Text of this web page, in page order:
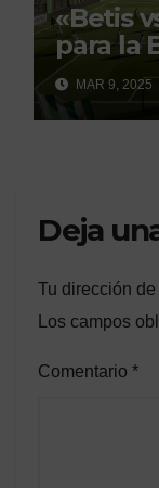
«Betis
para la
League»
MAR 9, 2025
Deja
Tu dirección
Los campos
Comentario *